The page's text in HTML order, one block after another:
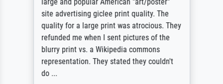
site advertising giclee print quality. The
quality for a large print was atrocious. They
refunded me when I sent pictures of the
blurry print vs. a Wikipedia commons
representation. They stated they couldn't
do ...